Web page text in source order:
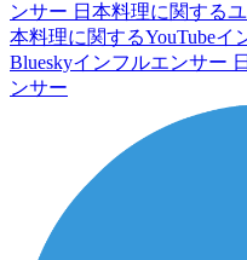
ンサー 日本料理に関する
本料理に関するYouTubeイ
Blueskyインフルエンサー
ンサー